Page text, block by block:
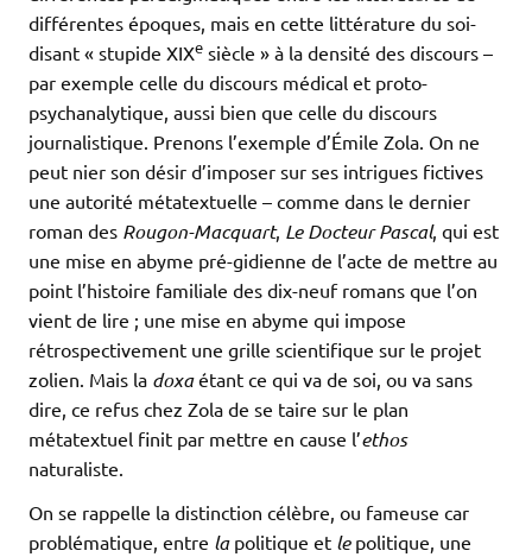
différentes époques, mais en cette littérature du soi-
disant « stupide XIXe siècle » à la densité des discours –
par exemple celle du discours médical et proto-
psychanalytique, aussi bien que celle du discours
journalistique. Prenons l’exemple d’Émile Zola. On ne
peut nier son désir d’imposer sur ses intrigues fictives
une autorité métatextuelle – comme dans le dernier
roman des Rougon-Macquart, Le Docteur Pascal, qui est
une mise en abyme pré-gidienne de l’acte de mettre au
point l’histoire familiale des dix-neuf romans que l’on
vient de lire ; une mise en abyme qui impose
rétrospectivement une grille scientifique sur le projet
zolien. Mais la doxaétant ce qui va de soi, ou va sans
dire, ce refus chez Zola de se taire sur le plan
métatextuel finit par mettre en cause l’ethos
naturaliste.
On se rappelle la distinction célèbre, ou fameuse car
problématique, entre lapolitique et le politique, une